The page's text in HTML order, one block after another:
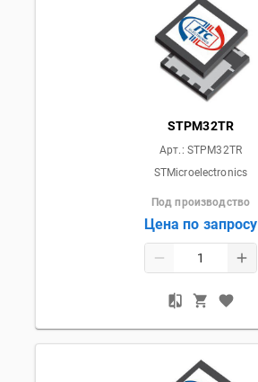
STPM32TR
Арт.: STPM32TR
STMicroelectronics
Под производство
Цена по запросу